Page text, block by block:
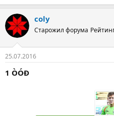
coly
Старожил форума
25.07.2016
1 ÒÓÐ